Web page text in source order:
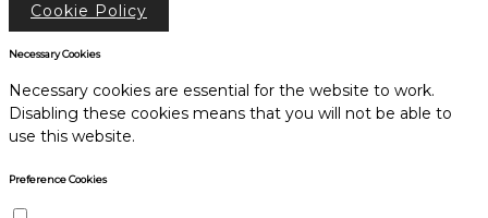
Cookie Policy
Necessary Cookies
Necessary cookies are essential for the website to work.
Disabling these cookies means that you will not be able to
use this website.
Preference Cookies